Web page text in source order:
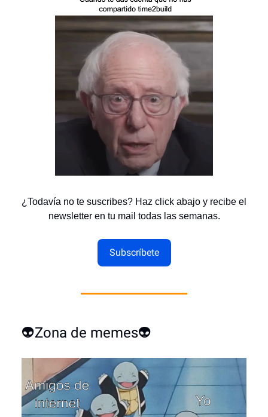
¿Todavía no te suscribes? Haz click abajo y recibe el
newsletter en tu mail todas las semanas.
Subscríbete
👽Zona de memes👽